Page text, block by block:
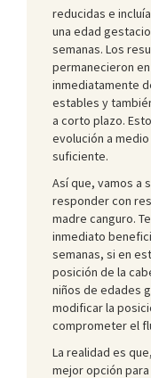
reducidas e
una edad
semanas. Los
permanecieron
inmediatamente
estables y
a corto plazo.
evolución a
suficiente.
Así que, vamos a
responder con
madre canguro.
inmediato
semanas, si en
posición de la
niños de edades
modificar la
comprometer el
La realidad es
mejor opción